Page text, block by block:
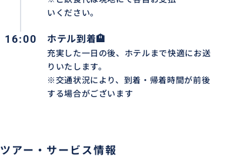
✨ハッピースウィングバリ✨
「最高の『一枚』を約束する、至れり尽くせりのフォトス
バリ島で絶大な人気を誇る体験型フォトジェニックスポッ
れているため、移動着のまま気軽に訪れ、現地で華麗に大
いください。
16:00 ホテル到着🏨
充実した一日の後、ホテルまで快適にお送
りいたします。
※交通状況により、到着・帰着時間が前後
する場合がございます
ツアー・サービス情報